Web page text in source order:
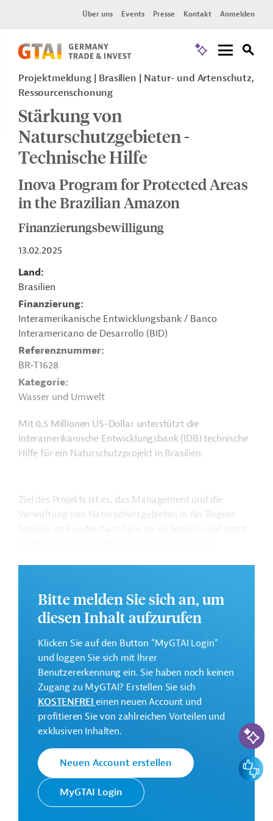
Über uns Events Presse Kontakt Anmelden
Projektmeldung Brasilien
Natur- und Artenschutz,
Ressourcenschonung
Stärkung von
Naturschutzgebieten -
Technische Hilfe
Inova Program for Protected Areas
in the Brazilian Amazon
Finanzierungsbewilligung
13.02.2025
Land
Brasilien
Finanzierung
Interamerikanische Entwicklungsbank / Banco
Interamericano de Desarrollo (BID)
Referenznummer
BR-T1628
Kategorie
Wasser und Umwelt
Mit 0,5 Millionen US-Dollar unterstützt die
Interamerikanische Entwicklungsbank (IDB) technische
Hilfe für ein Naturschutzprojekt in Brasilien.
Ziel des Projekts ist es, das Management und die
Verwaltung von Naturschutzgebieten in der Region
finden Sie auf derWebseite der IDB
.
GTAI informiert über dieIDB: Schwerpunkte, Regularien
Gesamtkosten:
1,06 Millionen US-Dollar
Geberbeitrag:
0,5 Millionen US-Dollar (Zuschuss)
Die IDB ist die wichtigste
Bitte melden Sie sich an, um
diesen Inhalt aufzurufen
Klicken Sie auf den Button "MyGTAI Login"
und loggen Sie sich mit Ihrer
Benutzererkennung ein. Sie haben noch keinen
Zugang zu MyGTAI? Erstellen Sie sich
KOSTENFREIeinen neuen Account und
profitieren Sie von zahlreichen Vorteilen und
exklusiven Inhalten.
Neuen Account erstellen
MyGTAI Login
KI-